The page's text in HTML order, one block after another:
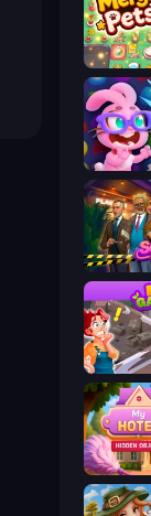
Merge
Skydom:
Solitaire
Math